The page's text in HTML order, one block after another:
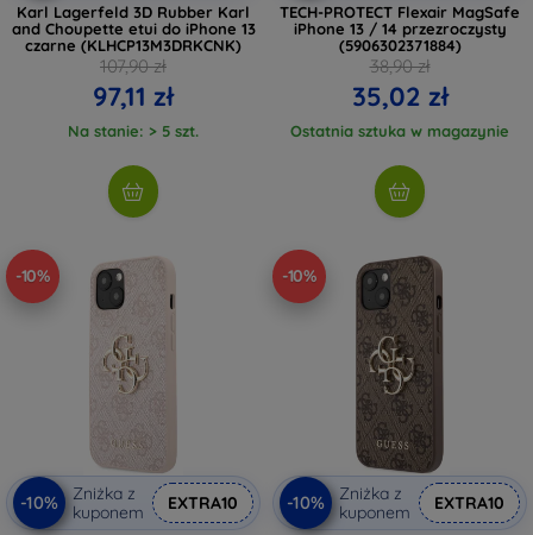
Karl Lagerfeld 3D Rubber Karl
and Choupette etui do iPhone 13
czarne (KLHCP13M3DRKCNK)
107,90 zł
97,11 zł
Na stanie: > 5 szt.
TECH-PROTECT Flexair MagSafe
iPhone 13 / 14 przezroczysty
(5906302371884)
38,90 zł
35,02 zł
Ostatnia sztuka w magazynie
-10%
-10%
Zniżka z
kuponem
EXTRA10
-10%
-10%
Zniżka z
kuponem
EXTRA10